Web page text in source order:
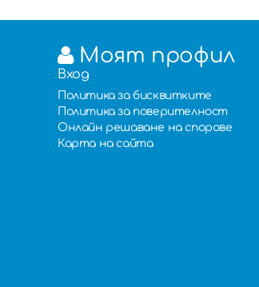
Моят профил
Вход
Политика за бисквитките
Политика за поверителност
Онлайн решаване на спорове
Карта на сайта